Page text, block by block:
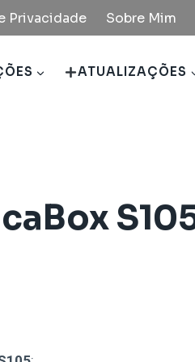
Privacidade Sobre Mim
ATUALIZAÇÕES
S105